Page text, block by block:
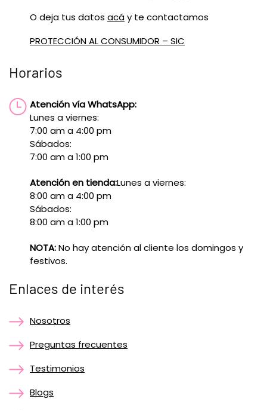
O deja tus datos acáy te contactamos
PROTECCIÓN AL CONSUMIDOR – SIC
Horarios
Atención vía WhatsApp:
Lunes a viernes:
7:00 am a 4:00 pm
Sábados:
7:00 am a 1:00 pm
Atención en tienda:Lunes a viernes:
8:00 am a 4:00 pm
Sábados:
8:00 am a 1:00 pm
NOTA:No hay atención al cliente los domingos y
festivos.
Enlaces de interés
Nosotros
Preguntas frecuentes
Testimonios
Blogs